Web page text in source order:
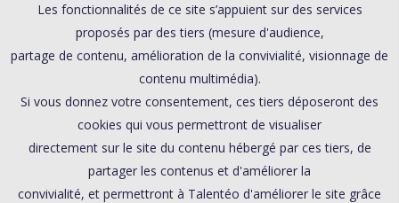
Les fonctionnalités de ce site s’appuient sur des services
proposés par des tiers (mesure d'audience,
partage de contenu, amélioration de la convivialité, visionnage de
contenu multimédia).
Si vous donnez votre consentement, ces tiers déposeront des
cookies qui vous permettront de visualiser
directement sur le site du contenu hébergé par ces tiers, de
partager les contenus et d'améliorer la
convivialité, et permettront à Talentéo d'améliorer le site grâce